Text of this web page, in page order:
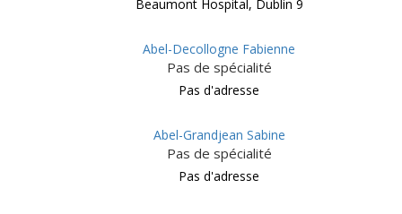
Beaumont Hospital, Dublin 9
Abel-Decollogne Fabienne
Pas de spécialité
Pas d'adresse
Abel-Grandjean Sabine
Pas de spécialité
Pas d'adresse